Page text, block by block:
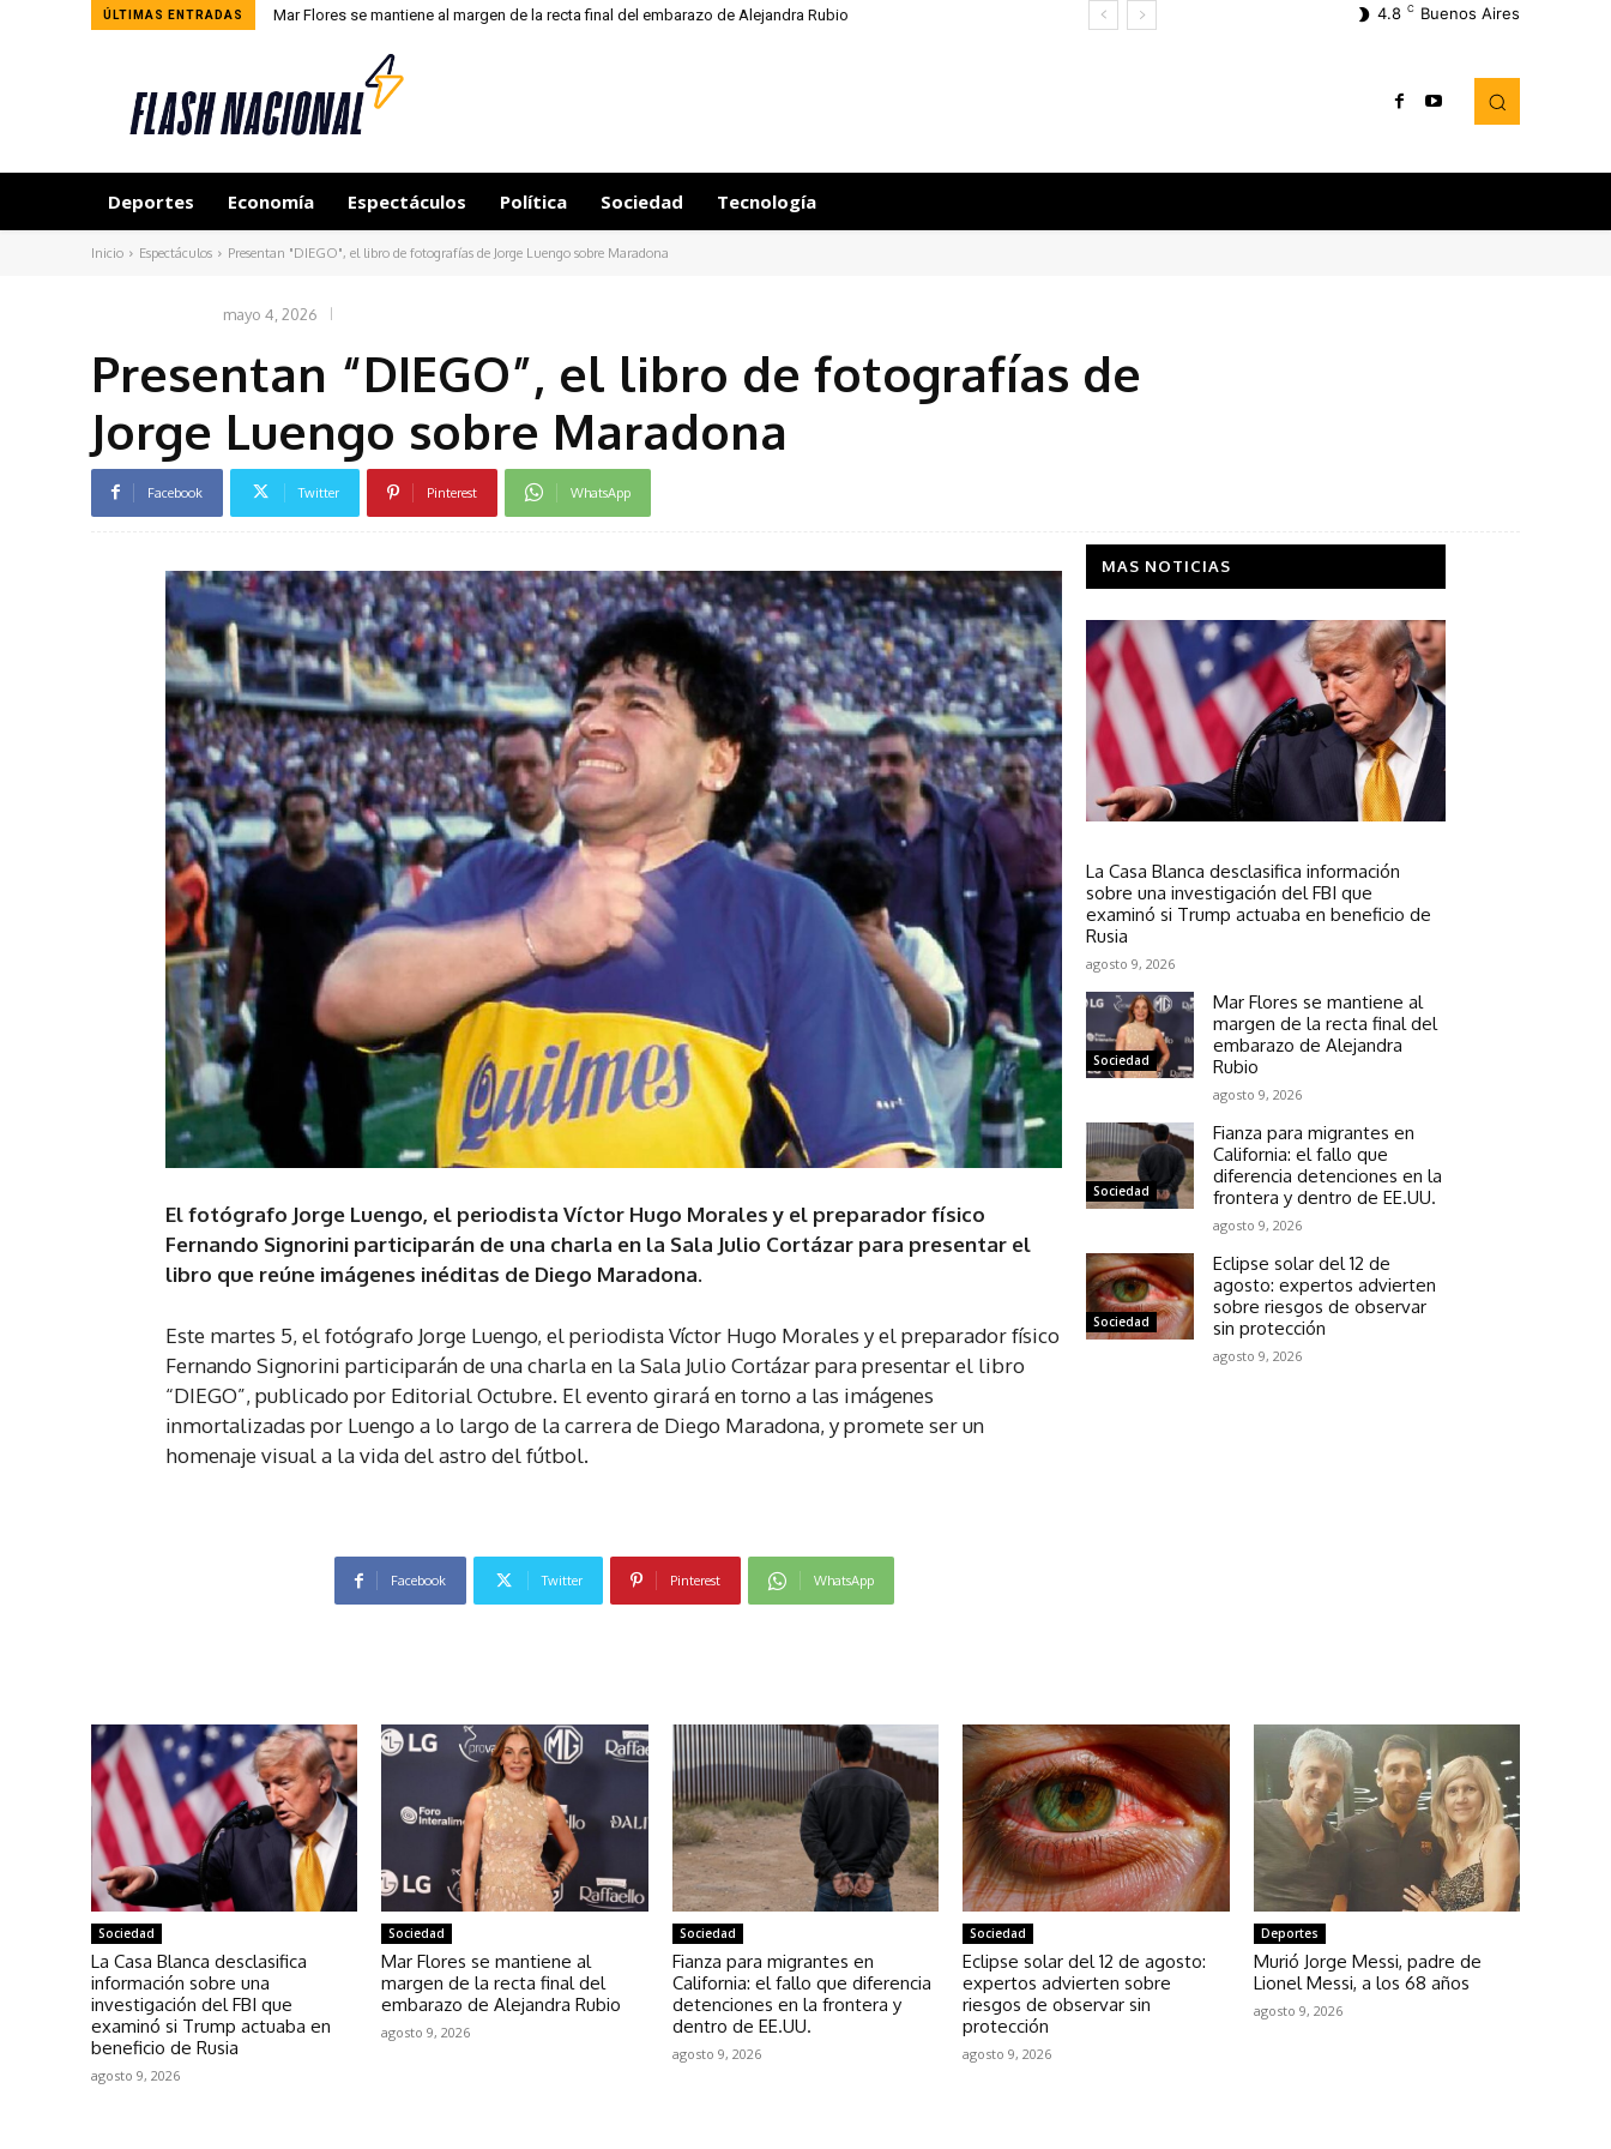
ÚLTIMAS ENTRADAS Mar Flores se mantiene al margen de la recta final del embarazo de Alejandra Rubio 4.8 C Buenos Aires
Deportes Economía Espectáculos Política Sociedad Tecnología
Inicio Espectáculos Presentan "DIEGO", el libro de fotografías de Jorge Luengo sobre Maradona
mayo 4, 2026
Presentan “DIEGO”, el libro de fotografías de
Jorge Luengo sobre Maradona
Facebook Twitter Pinterest WhatsApp
El fotógrafo Jorge Luengo, el periodista Víctor Hugo Morales y el preparador físico
Fernando Signorini participarán de una charla en la Sala Julio Cortázar para presentar el
libro que reúne imágenes inéditas de Diego Maradona.
Este martes 5, el fotógrafo Jorge Luengo, el periodista Víctor Hugo Morales y el preparador físico
Fernando Signorini participarán de una charla en la Sala Julio Cortázar para presentar el libro
“DIEGO”, publicado por Editorial Octubre. El evento girará en torno a las imágenes
inmortalizadas por Luengo a lo largo de la carrera de Diego Maradona, y promete ser un
homenaje visual a la vida del astro del fútbol.
Facebook Twitter Pinterest WhatsApp
MAS NOTICIAS
La Casa Blanca desclasifica información
sobre una investigación del FBI que
examinó si Trump actuaba en beneficio de
Rusia
agosto 9, 2026
Sociedad
Mar Flores se mantiene al
margen de la recta final del
embarazo de Alejandra
Rubio
agosto 9, 2026
Sociedad
Fianza para migrantes en
California: el fallo que
diferencia detenciones en la
frontera y dentro de EE.UU.
agosto 9, 2026
Sociedad
Eclipse solar del 12 de
agosto: expertos advierten
sobre riesgos de observar
sin protección
agosto 9, 2026
Sociedad
La Casa Blanca desclasifica
información sobre una
investigación del FBI que
examinó si Trump actuaba en
beneficio de Rusia
agosto 9, 2026
Sociedad
Mar Flores se mantiene al
margen de la recta final del
embarazo de Alejandra Rubio
agosto 9, 2026
Sociedad
Fianza para migrantes en
California: el fallo que diferencia
detenciones en la frontera y
dentro de EE.UU.
agosto 9, 2026
Sociedad
Eclipse solar del 12 de agosto:
expertos advierten sobre
riesgos de observar sin
protección
agosto 9, 2026
Deportes
Murió Jorge Messi, padre de
Lionel Messi, a los 68 años
agosto 9, 2026